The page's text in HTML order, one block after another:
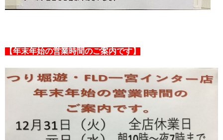
【年末年始の営業時間のご案内です】